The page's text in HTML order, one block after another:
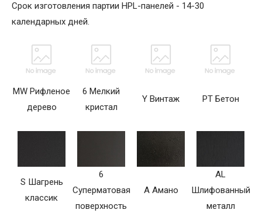
Срок изготовления партии HPL-панелей - 14-30
календарных дней.
MW Рифленое
дерево
6 Мелкий
кристал
Y Винтаж PT Бетон
S Шагрень
классик
6
Суперматовая
поверхность
A Амано
AL
Шлифованный
металл